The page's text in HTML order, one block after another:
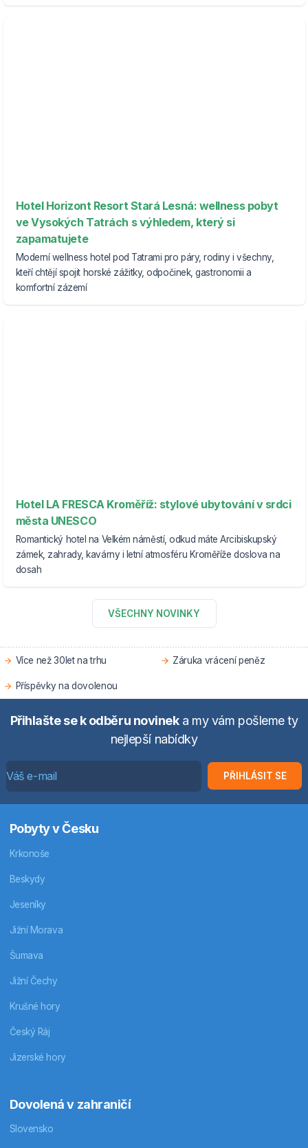
Hotel Horizont Resort Stará Lesná: wellness pobyt
ve Vysokých Tatrách s výhledem, který si
zapamatujete
Moderní wellness hotel pod Tatrami pro páry, rodiny i všechny,
kteří chtějí spojit horské zážitky, odpočinek, gastronomii a
komfortní zázemí
Hotel LA FRESCA Kroměříž: stylové ubytování v srdci
města UNESCO
Romantický hotel na Velkém náměstí, odkud máte Arcibiskupský
zámek, zahrady, kavárny i letní atmosféru Kroměříže doslova na
dosah
VŠECHNY NOVINKY
Více než 30let na trhu Záruka vrácení peněz
Příspěvky na dovolenou
Přihlašte se k odběru novineka my vám pošleme ty
nejlepší nabídky
PŘIHLÁSIT SE
Pobyty v Česku
Krkonoše
Beskydy
Jeseníky
Jižní Morava
Šumava
Jižní Čechy
Krušné hory
Český Ráj
Jizerské hory
Dovolená v zahraničí
Slovensko